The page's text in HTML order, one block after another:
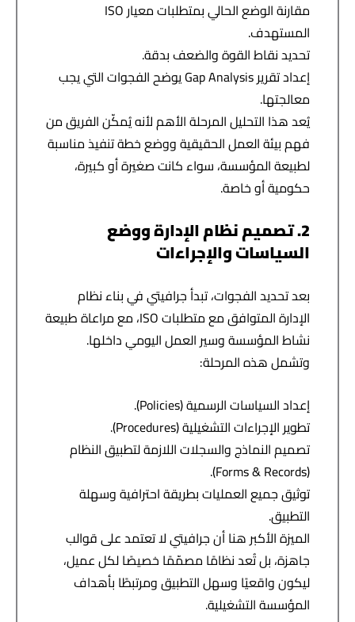
مقارنة الوضع الحالي بمتطلبات معيار ISO
المستهدف.
تحديد نقاط القوة والضعف بدقة.
إعداد تقرير Gap Analysis يوضح الفجوات التي يجب
معالجتها.
يُعد هذا التحليل المرحلة الأهم لأنه يُمكّن الفريق من
فهم بيئة العمل الحقيقية ووضع خطة تنفيذ مناسبة
لطبيعة المؤسسة، سواء كانت صغيرة أو كبيرة،
حكومية أو خاصة.
2. تصميم نظام الإدارة ووضع
السياسات والإجراءات
بعد تحديد الفجوات، تبدأ جرافيتي في بناء نظام
الإدارة المتوافق مع متطلبات ISO، مع مراعاة طبيعة
نشاط المؤسسة وسير العمل اليومي داخلها.
وتشمل هذه المرحلة:
إعداد السياسات الرسمية (Policies).
تطوير الإجراءات التشغيلية (Procedures).
تصميم النماذج والسجلات اللازمة لتطبيق النظام
(Forms & Records).
توثيق جميع العمليات بطريقة احترافية وسهلة
التطبيق.
الميزة الأكبر هنا أن جرافيتيلا تعتمد على قوالب
جاهزة، بل تُعد نظامًا مصمّمًا خصيصًا لكل عميل،
ليكون واقعيًا وسهل التطبيق ومرتبطًا بأهداف
المؤسسة التشغيلية.